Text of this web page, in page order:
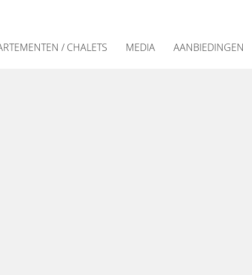
/ CHALETS MEDIA AANBIEDINGEN